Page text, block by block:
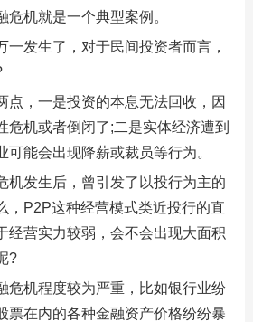
机就是一个典型案例。
一发生了，对于民间投资者而言，
点，一是投资的本息无法回收，因
危机或者倒闭了;二是实体经济遭到
能会出现降薪或裁员等行为。
机发生后，曾引发了以投行为主的
，P2P这种经营模式类近投行的直
经营实力较弱，会不会出现大面积
?
危机程度较为严重，比如银行业纷
票在内的各种金融资产价格纷纷暴